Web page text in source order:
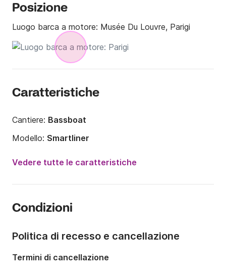
Posizione
Luogo barca a motore: Musée Du Louvre, Parigi
Caratteristiche
Cantiere: Bassboat
Modello: Smartliner
115CV
Portata massima persone:
Vedere tutte le caratteristiche
Condizioni
Politica di recesso e cancellazione
Termini di cancellazione